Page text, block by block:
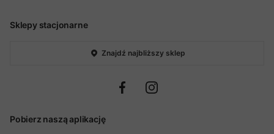
Sklepy stacjonarne
Znajdź najbliższy sklep
Pobierz naszą aplikację